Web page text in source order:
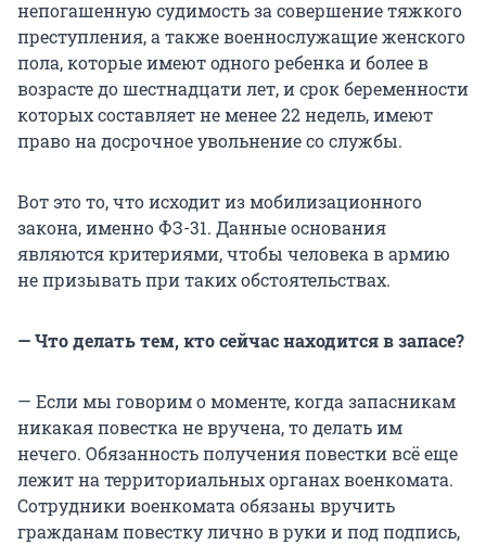
непогашенную судимость за совершение тяжкого
преступления, а также военнослужащие женского
пола, которые имеют одного ребенка и более в
возрасте до шестнадцати лет, и срок беременности
которых составляет не менее 22 недель, имеют
право на досрочное увольнение со службы.
Вот это то, что исходит из мобилизационного
закона, именно ФЗ-31. Данные основания
являются критериями, чтобы человека в армию
не призывать при таких обстоятельствах.
— Что делать тем, кто сейчас находится в запасе?
— Если мы говорим о моменте, когда запасникам
никакая повестка не вручена, то делать им
нечего. Обязанность получения повестки всё еще
лежит на территориальных органах военкомата.
Сотрудники военкомата обязаны вручить
гражданам повестку лично в руки и под подпись,